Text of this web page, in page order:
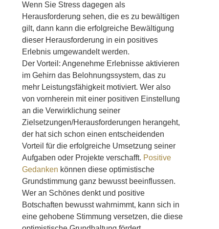
Wenn Sie Stress dagegen als
Herausforderung sehen, die es zu bewältigen
gilt, dann kann die erfolgreiche Bewältigung
dieser Herausforderung in ein positives
Erlebnis umgewandelt werden.
Der Vorteil: Angenehme Erlebnisse aktivieren
im Gehirn das Belohnungssystem, das zu
mehr Leistungsfähigkeit motiviert. Wer also
von vornherein mit einer positiven Einstellung
an die Verwirklichung seiner
Zielsetzungen/Herausforderungen herangeht,
der hat sich schon einen entscheidenden
Vorteil für die erfolgreiche Umsetzung seiner
Aufgaben oder Projekte verschafft. Positive
Gedanken können diese optimistische
Grundstimmung ganz bewusst beeinflussen.
Wer an Schönes denkt und positive
Botschaften bewusst wahrnimmt, kann sich in
eine gehobene Stimmung versetzen, die diese